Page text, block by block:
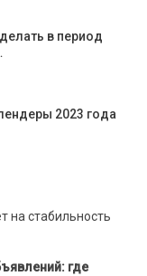
в период
2023 года
на стабильность
где